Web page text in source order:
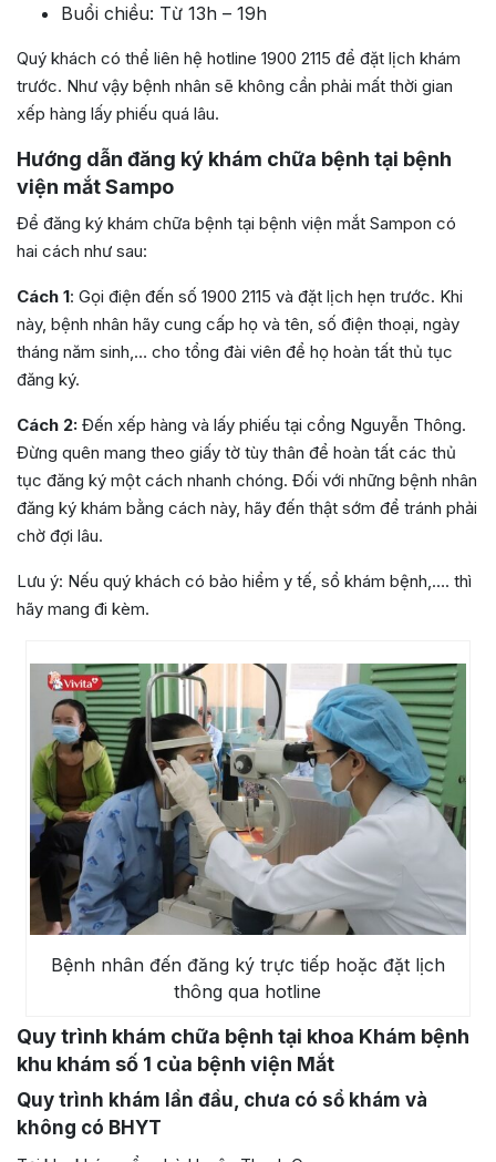
Buổi chiều: Từ 13h – 19h
Quý khách có thể liên hệ hotline 1900 2115 để đặt lịch khám
trước. Như vậy bệnh nhân sẽ không cần phải mất thời gian
xếp hàng lấy phiếu quá lâu.
Hướng dẫn đăng ký khám chữa bệnh tại bệnh
viện mắt Sampo
Để đăng ký khám chữa bệnh tại bệnh viện mắt Sampon có
hai cách như sau:
Cách 1: Gọi điện đến số 1900 2115 và đặt lịch hẹn trước. Khi
này, bệnh nhân hãy cung cấp họ và tên, số điện thoại, ngày
tháng năm sinh,… cho tổng đài viên để họ hoàn tất thủ tục
đăng ký.
Cách 2: Đến xếp hàng và lấy phiếu tại cổng Nguyễn Thông.
Đừng quên mang theo giấy tờ tùy thân để hoàn tất các thủ
tục đăng ký một cách nhanh chóng. Đối với những bệnh nhân
đăng ký khám bằng cách này, hãy đến thật sớm để tránh phải
chờ đợi lâu.
Lưu ý: Nếu quý khách có bảo hiểm y tế, sổ khám bệnh,…. thì
hãy mang đi kèm.
Bệnh nhân đến đăng ký trực tiếp hoặc đặt lịch
thông qua hotline
Quy trình khám chữa bệnh tại khoa Khám bệnh
khu khám số 1 của bệnh viện Mắt
Quy trình khám lần đầu, chưa có sổ khám và
không có BHYT